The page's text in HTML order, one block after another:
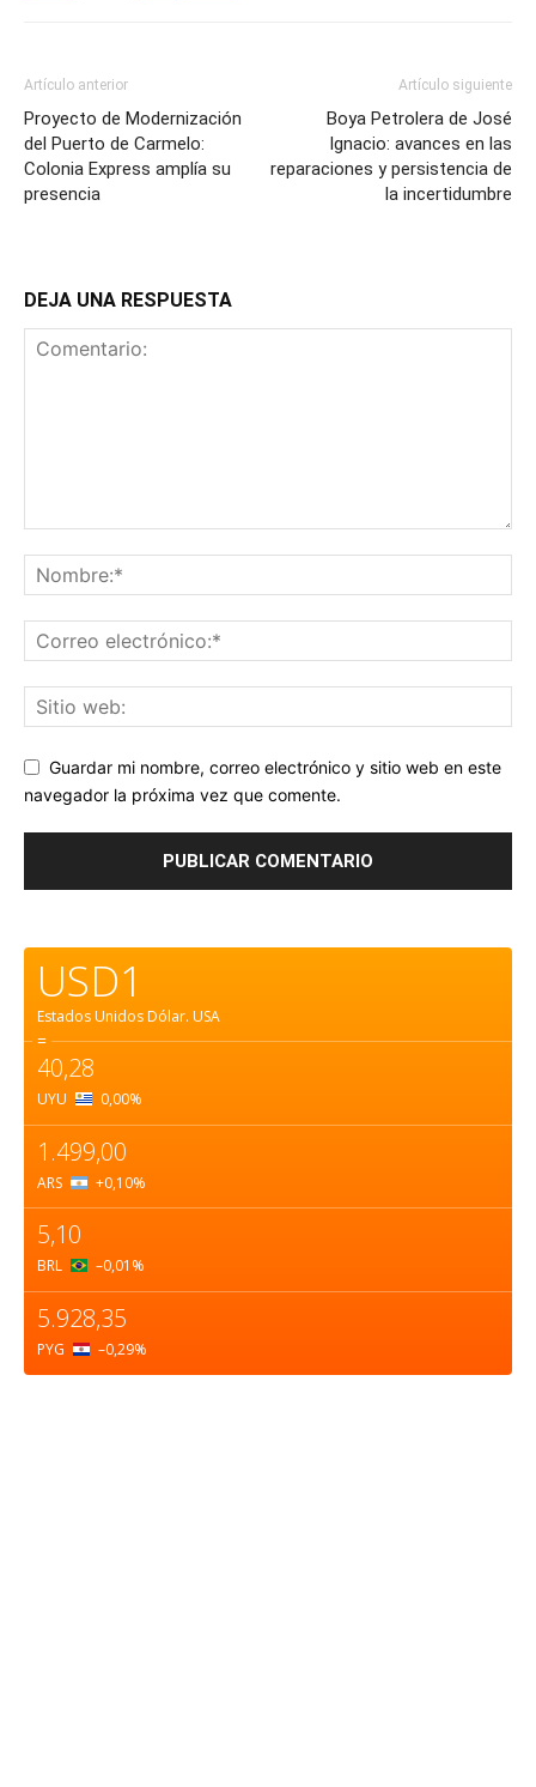
Artículo anterior
Proyecto de Modernización
del Puerto de Carmelo:
Colonia Express amplía su
presencia
Artículo siguiente
Boya Petrolera de José
Ignacio: avances en las
reparaciones y persistencia de
la incertidumbre
DEJA UNA RESPUESTA
Guardar mi nombre, correo electrónico y sitio web en este
navegador la próxima vez que comente.
USD1
Estados Unidos Dólar. USA
=
40,28
UYU 0,00%
1.499,00
ARS +0,10%
5,10
BRL –0,01 %
5.928,35
PYG –0,29%